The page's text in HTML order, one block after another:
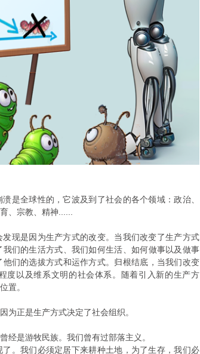
全球性的，它波及到了社会的各个领域：政治、
、宗教、精神......
是因为生产方式的改变。当我们改变了生产方式
们的生活方式、我们如何生活、如何做事以及做事
们的选拔方式和运作方式。归根结底，当我们改变
度以及维系文明的社会体系。随着引入新的生产方
置。
正是生产方式决定了社会组织。
是游牧民族。我们曾有过部落主义。
我们必须定居下来耕种土地，为了生存，我们必